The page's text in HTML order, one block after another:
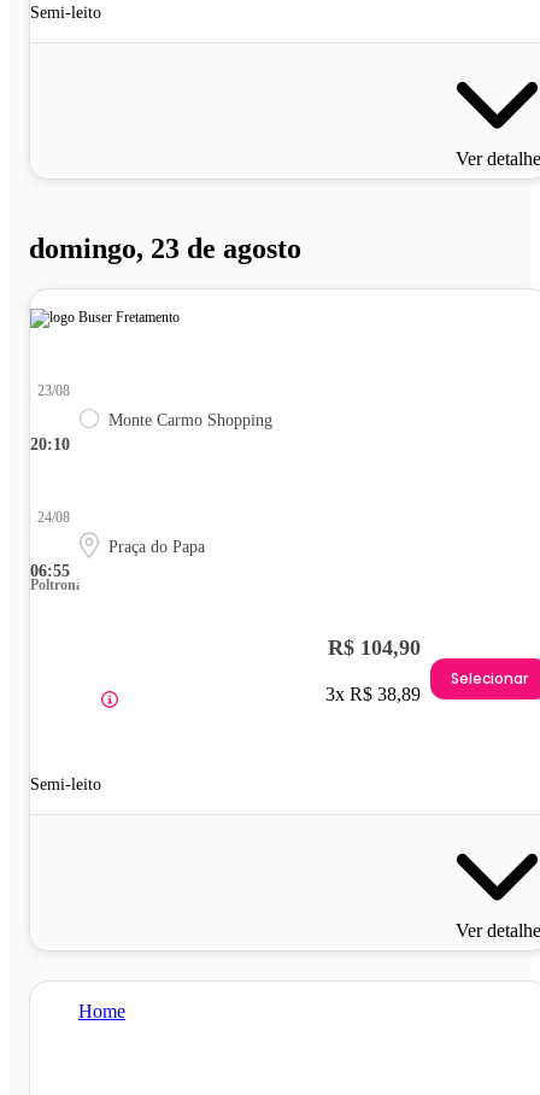
Semi-leito
Ver
domingo, 23 de agosto
20:10
23/08
Monte Carmo Shopping
06:55
24/08
Praça do Papa
Poltrona
Semi-leito
R$ 104,90
3x R$ 38,89
Selecionar
Ver
Home